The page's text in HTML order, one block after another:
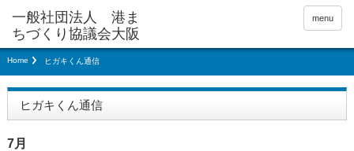
menu
Home ヒガキくん通信
ヒガキくん通信
7月